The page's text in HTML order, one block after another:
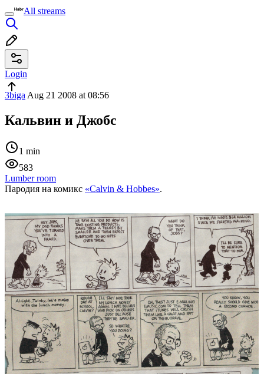
All streams
Login
3biga Aug 21 2008 at 08:56
Кальвин и Джобс
1 min
583
Lumber room
Пародия на комикс «Calvin & Hobbes».